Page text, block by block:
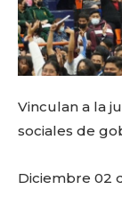
Vinculan a la
sociales de
Diciembre 02